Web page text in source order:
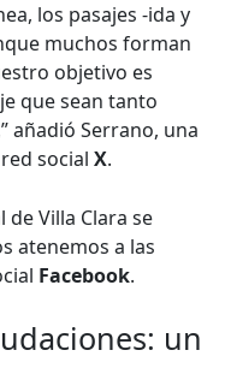
los pasajes -ida y
muchos forman
objetivo es
que sean tanto
añadió Serrano, una
social X.
Villa Clara se
atenemos a las
Facebook.
un